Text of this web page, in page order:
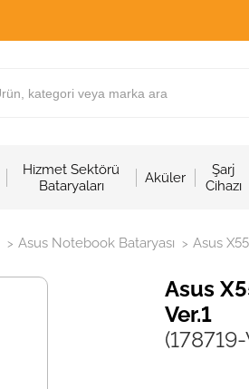
Hizmet Sektörü
Bataryaları
Aküler
Şarj
Cihazı
> Asus Notebook Bataryası > Asus
Asus
Ver.1